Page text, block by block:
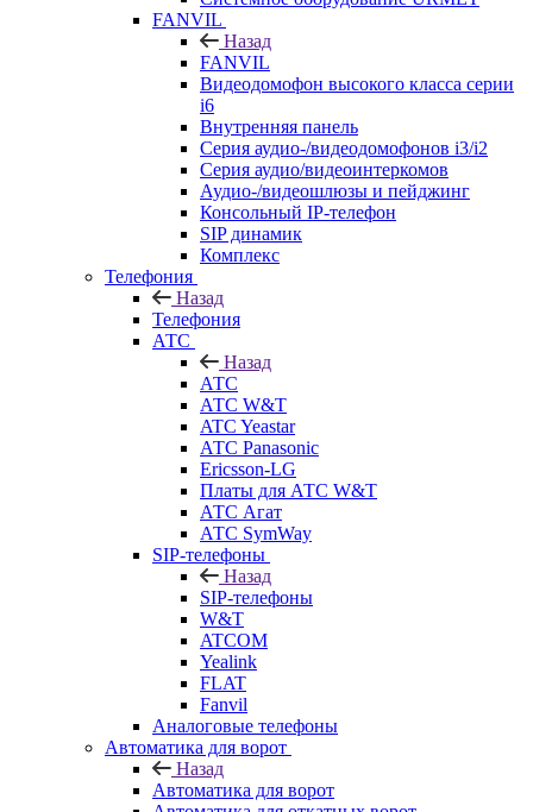
FANVIL
Назад
FANVIL
Видеодомофон высокого класса серии
i6
Внутренняя панель
Серия аудио-/видеодомофонов i3/i2
Серия аудио/видеоинтеркомов
Аудио-/видеошлюзы и пейджинг
Консольный IP-телефон
SIP динамик
Комплекс
Телефония
Назад
Телефония
АТС
Назад
АТС
АТС W&T
ATC Yeastar
АТС Panasonic
Ericsson-LG
Платы для АТС W&T
АТС Агат
АТС SymWay
SIP-телефоны
Назад
SIP-телефоны
W&T
ATCOM
Yealink
FLAT
Fanvil
Аналоговые телефоны
Автоматика для ворот
Назад
Автоматика для ворот